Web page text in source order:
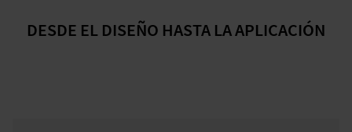
DESDE EL DISEÑO HASTA LA APLICACIÓN